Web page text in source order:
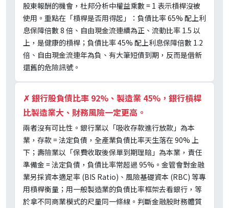
股東報酬的機會，杜邦分析中權益乘數 = 1 表示槓桿沒被
使用。重點在「槓桿是否用得起」：負債比率 65% 配上利
息保障倍數 8 倍、自由現金流連續為正、流動比率 1.5 以
上，是健康的槓桿；負債比率 45% 配上利息保障倍數 1.2
倍、自由現金流連年為負、有大筆短債到期，反而是借新
還舊的危險訊號。
✗ 銀行股負債比率 92%、製造業 45%，銀行槓桿
比製造業大、財務風險一定更高。
兩者沒有可比性。銀行業以「吸收存款進行放款」為本
業，存款 = 法定負債，全產業負債比率天生落在 90% 上
下；壽險業以「保費收取後保單到期理賠」為本業，責任
準備金 = 法定負債，負債比率常超過 95%。金管會對金融
業另採資本適足率 (BIS Ratio)、風險基礎資本 (RBC) 等專
用槓桿衡量；用一般製造業的負債比率框架去看銀行，等
於拿不同商業模式的尺量同一條線。判斷金融股財務體質